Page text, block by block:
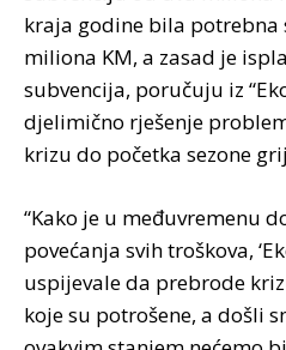
kraja godine bila potrebna
miliona KM, a zasad je
subvencija, poručuju iz
djelimično rješenje
krizu do početka sezone
“Kako je u međuvremenu
povećanja svih troškova,
uspijevale da prebrode
koje su potrošene, a došli